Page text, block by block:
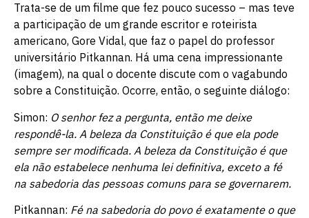
Trata-se de um filme que fez pouco sucesso – mas teve
a participação de um grande escritor e roteirista
americano, Gore Vidal, que faz o papel do professor
universitário Pitkannan. Há uma cena impressionante
(imagem), na qual o docente discute com o vagabundo
sobre a Constituição. Ocorre, então, o seguinte diálogo:
Simon: O senhor fez a pergunta, então me deixe
respondê-la. A beleza da Constituição é que ela pode
sempre ser modificada. A beleza da Constituição é que
ela não estabelece nenhuma lei definitiva, exceto a fé
na sabedoria das pessoas comuns para se governarem.
Pitkannan: Fé na sabedoria do povo é exatamente o que